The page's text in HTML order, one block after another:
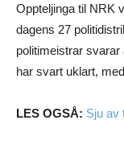
Oppteljinga til NRK
dagens 27
politimeistrar svarar
har svart uklart,
LES OGSÅ: Sju av